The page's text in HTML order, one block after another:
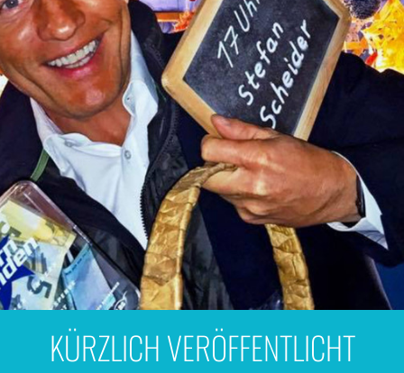
KÜRZLICH VERÖFFENTLICHT